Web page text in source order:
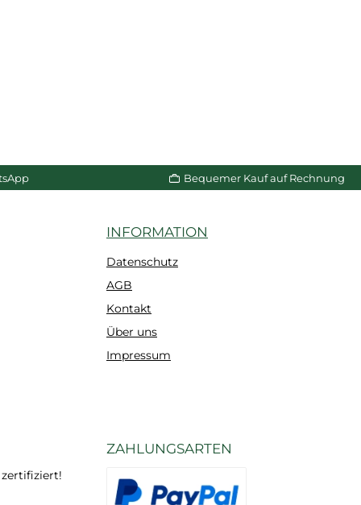
Bequemer Kauf auf Rechnung
INFORMATION
Datenschutz
AGB
Kontakt
Über uns
Impressum
ZAHLUNGSARTEN